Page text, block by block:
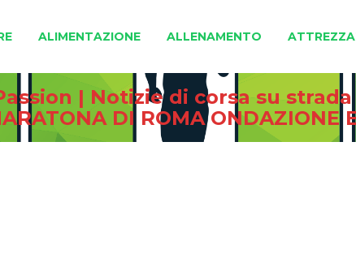
ALIMENTAZIONE ALLENAMENTO
| Notizie di corsa su
DI ROMA ONDAZIONE